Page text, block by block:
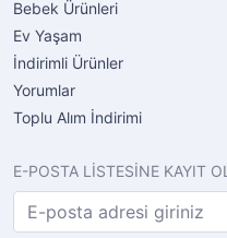
Bebek Ürünleri
Ev Yaşam
İndirimli Ürünler
Yorumlar
Toplu Alım İndirimi
E-POSTA LİSTESİNE KAYIT OL